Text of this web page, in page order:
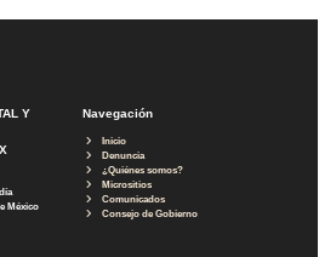
Y
México
Navegación
Inicio
Denuncia
¿Quiénes somos?
Micrositios
Comunicados
Consejo de Gobierno